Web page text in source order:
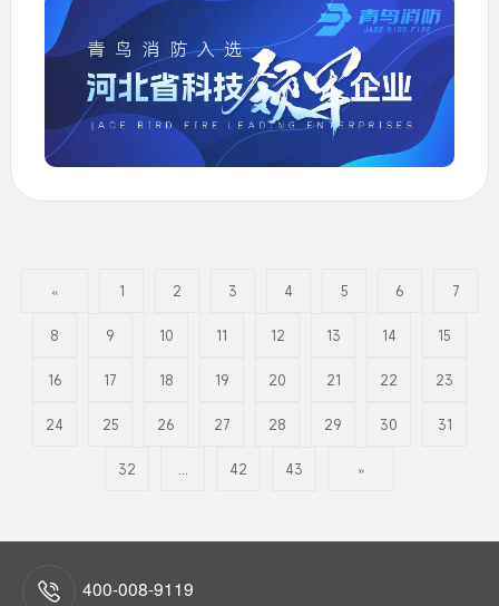
« 1 2 3 4 5 6 7
8 9 10 11 12 13 14 15
16 17 18 19 20 21 22 23
24 25 26 27 28 29 30 31
32 42 43 »
400-008-9119